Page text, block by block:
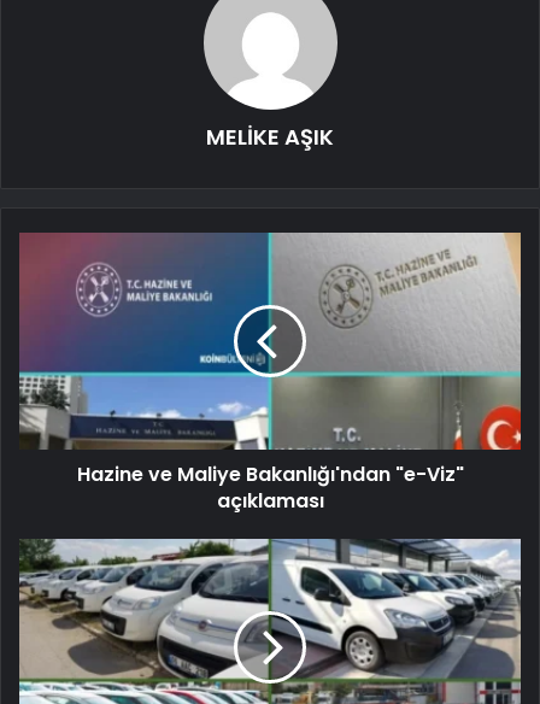
MELİKE AŞIK
Hazine ve Maliye Bakanlığı'ndan "e-Viz"
açıklaması